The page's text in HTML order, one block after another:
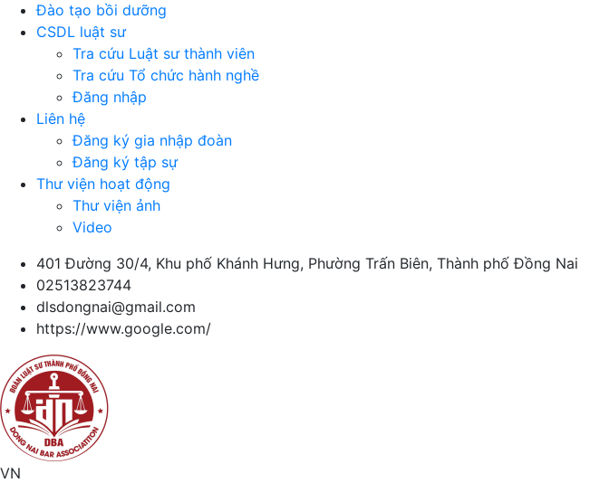
Đào tạo bồi dưỡng
CSDL luật sư
Tra cứu Luật sư thành viên
Tra cứu Tổ chức hành nghề
Đăng nhập
Liên hệ
Đăng ký gia nhập đoàn
Đăng ký tập sự
Thư viện hoạt động
Thư viện ảnh
Video
401 Đường 30/4, Khu phố Khánh Hưng, Phường Trấn Biên, Thành phố Đồng Nai
02513823744
dlsdongnai@gmail.com
https://www.google.com/
VN